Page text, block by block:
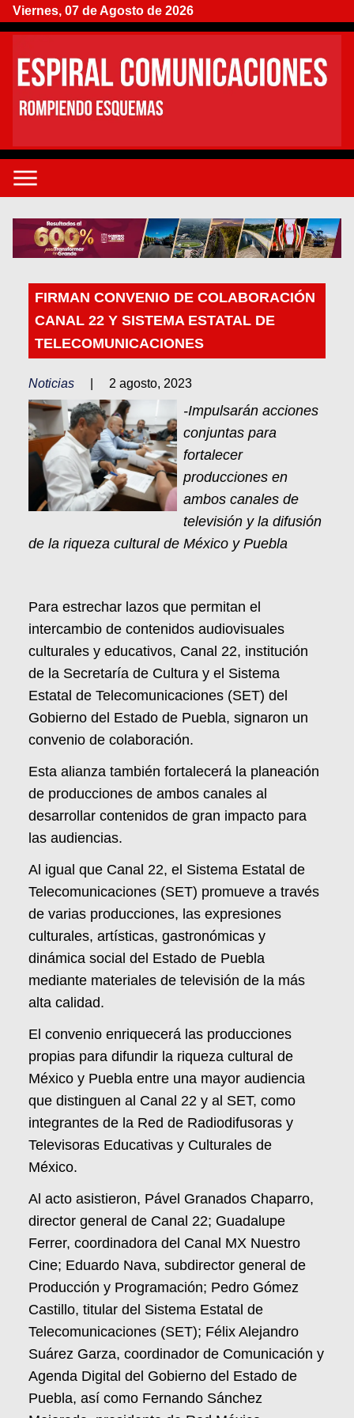
Viernes, 07 de Agosto de 2026
FIRMAN CONVENIO DE COLABORACIÓN
CANAL 22 Y SISTEMA ESTATAL DE
TELECOMUNICACIONES
Noticias 2 agosto, 2023
-Impulsarán acciones
conjuntas para
fortalecer
producciones en
ambos canales de
televisión y la difusión
de la riqueza cultural de México y Puebla
Para estrechar lazos que permitan el
intercambio de contenidos audiovisuales
culturales y educativos, Canal 22, institución
de la Secretaría de Cultura y el Sistema
Estatal de Telecomunicaciones (SET) del
Gobierno del Estado de Puebla, signaron un
convenio de colaboración.
Esta alianza también fortalecerá la planeación
de producciones de ambos canales al
desarrollar contenidos de gran impacto para
las audiencias.
Al igual que Canal 22, el Sistema Estatal de
Telecomunicaciones (SET) promueve a través
de varias producciones, las expresiones
culturales, artísticas, gastronómicas y
dinámica social del Estado de Puebla
mediante materiales de televisión de la más
alta calidad.
El convenio enriquecerá las producciones
propias para difundir la riqueza cultural de
México y Puebla entre una mayor audiencia
que distinguen al Canal 22 y al SET, como
integrantes de la Red de Radiodifusoras y
Televisoras Educativas y Culturales de
México.
Al acto asistieron, Pável Granados Chaparro,
director general de Canal 22; Guadalupe
Ferrer, coordinadora del Canal MX Nuestro
Cine; Eduardo Nava, subdirector general de
Producción y Programación; Pedro Gómez
Castillo, titular del Sistema Estatal de
Telecomunicaciones (SET); Félix Alejandro
Suárez Garza, coordinador de Comunicación y
Agenda Digital del Gobierno del Estado de
Puebla, así como Fernando Sánchez